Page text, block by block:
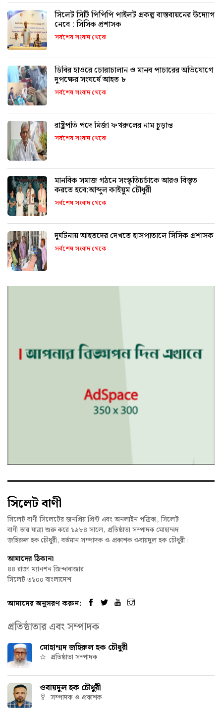
সিলেট সিটি পিপিপি পাইলট প্রকল্প বাস্তবায়নের উদ্যোগ
নেবে : সিসিক প্রশাসক
সর্বশেষ সংবাদ থেকে
ডিবির হাওরে চোরাচালান ও মানব পাচারের অভিযোগে
দুপক্ষের সংঘর্ষে আহত ৮
সর্বশেষ সংবাদ থেকে
রাষ্ট্রপতি পদে মির্জা ফখরুলের নাম চূড়ান্ত
সর্বশেষ সংবাদ থেকে
মানবিক সমাজ গঠনে সংস্কৃতিচর্চাকে আরও বিস্তৃত
করতে হবে:আব্দুল কাইয়ুম চৌধুরী
সর্বশেষ সংবাদ থেকে
দুর্ঘটনায় আহতদের দেখতে হাসপাতালে সিসিক প্রশাসক
সর্বশেষ সংবাদ থেকে
সিলেট বাণী
সিলেট বাণী সিলেটের জনপ্রিয় প্রিন্ট এবং অনলাইন পত্রিকা, সিলেট
বাণী তার যাত্রা শুরু করে ১৯৮৪ সালে, প্রতিষ্ঠাতা সম্পাদক মোহাম্মদ
জহিরুল হক চৌধুরী, বর্তমান সম্পাদক ও প্রকাশক ওবায়দুল হক চৌধুরী।
আমাদের ঠিকানা
৪৪ রাজা ম্যানশন জিন্দাবাজার
সিলেট ৩১০০ বাংলাদেশ
আমাদের অনুসরণ করুন:
প্রতিষ্ঠাতার এবং সম্পাদক
মোহাম্মদ জহিরুল হক চৌধুরী
প্রতিষ্ঠাতা সম্পাদক
ওবায়দুল হক চৌধুরী
সম্পাদক ও প্রকাশক